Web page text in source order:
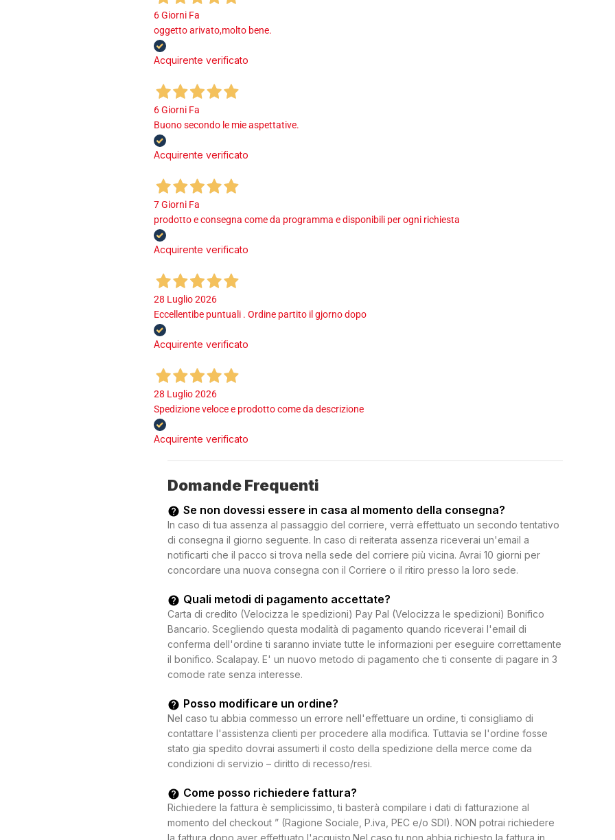
6 Giorni Fa
oggetto arivato,molto bene.
Acquirente verificato
6 Giorni Fa
Buono secondo le mie aspettative.
Acquirente verificato
7 Giorni Fa
prodotto e consegna come da programma e disponibili per ogni richiesta
Acquirente verificato
28 Luglio 2026
Eccellentibe puntuali . Ordine partito il gjorno dopo
Acquirente verificato
28 Luglio 2026
Spedizione veloce e prodotto come da descrizione
Acquirente verificato
Domande Frequenti
Se non dovessi essere in casa al momento della consegna?
In caso di tua assenza al passaggio del corriere, verrà effettuato un secondo tentativo
di consegna il giorno seguente. In caso di reiterata assenza riceverai un'email a
notificarti che il pacco si trova nella sede del corriere più vicina. Avrai 10 giorni per
concordare una nuova consegna con il Corriere o il ritiro presso la loro sede.
Quali metodi di pagamento accettate?
Carta di credito (Velocizza le spedizioni) Pay Pal (Velocizza le spedizioni) Bonifico
Bancario. Scegliendo questa modalità di pagamento quando riceverai l'email di
conferma dell'ordine ti saranno inviate tutte le informazioni per eseguire correttamente
il bonifico. Scalapay. E' un nuovo metodo di pagamento che ti consente di pagare in 3
comode rate senza interesse.
Posso modificare un ordine?
Nel caso tu abbia commesso un errore nell'effettuare un ordine, ti consigliamo di
contattare l'assistenza clienti per procedere alla modifica. Tuttavia se l'ordine fosse
stato gia spedito dovrai assumerti il costo della spedizione della merce come da
condizioni di servizio – diritto di recesso/resi.
Come posso richiedere fattura?
Richiedere la fattura è semplicissimo, ti basterà compilare i dati di fatturazione al
momento del checkout ” (Ragione Sociale, P.iva, PEC e/o SDI). NON potrai richiedere
la fattura dopo aver effettuato l'acquisto.Nel caso tu non abbia richiesto la fattura in